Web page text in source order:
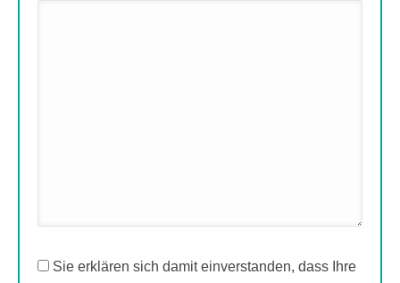
Sie erklären sich damit einverstanden, dass Ihre